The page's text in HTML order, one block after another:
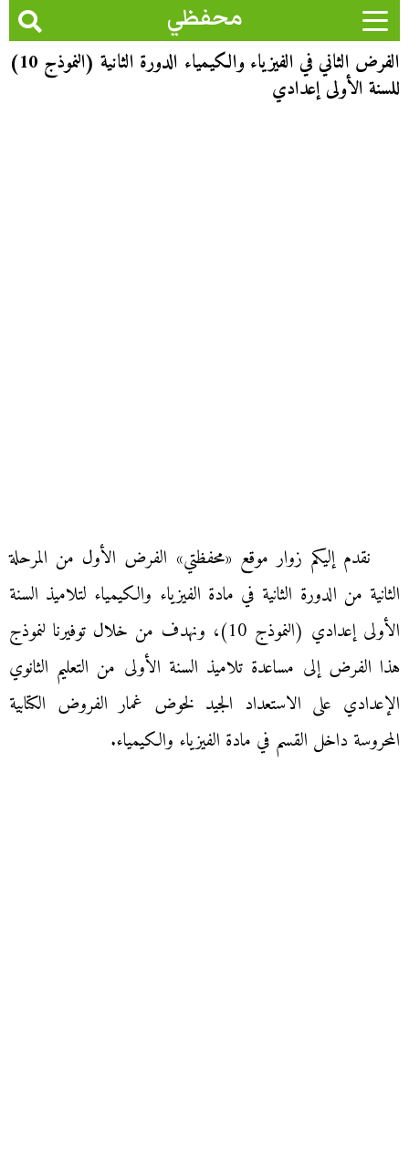
محفظي
الفرض الثاني في الفيزياء والكيمياء الدورة الثانية (النموذج 10)
للسنة الأولى إعدادي
نقدم إليكم زوار موقع «محفظتي» الفرض الأول من المرحلة
الثانية من الدورة الثانية في مادة الفيزياء والكيمياء لتلاميذ السنة
الأولى إعدادي (النموذج 10)، ونهدف من خلال توفيرنا لنموذج
هذا الفرض إلى مساعدة تلاميذ السنة الأولى من التعليم الثانوي
الإعدادي على الاستعداد الجيد لخوض غمار الفروض الكتابية
المحروسة داخل القسم في مادة الفيزياء والكيمياء.